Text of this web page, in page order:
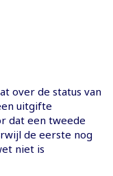
over de status van
uitgifte
dat een tweede
de eerste nog
niet is